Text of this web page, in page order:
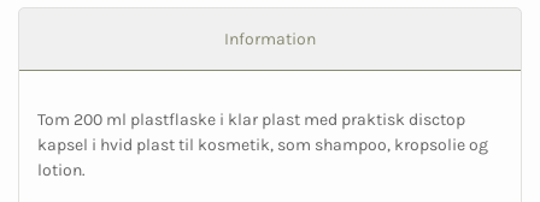
Information
Tom 200 ml plastflaske i klar plast med praktisk disctop
kapsel i hvid plast til kosmetik, som shampoo, kropsolie og
lotion.